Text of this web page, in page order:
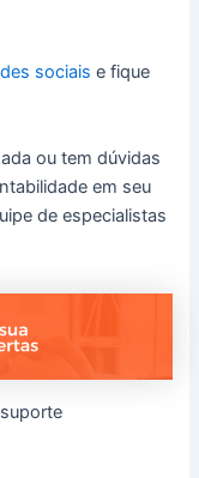
sociais e fique
ou tem dúvidas
em seu
de especialistas